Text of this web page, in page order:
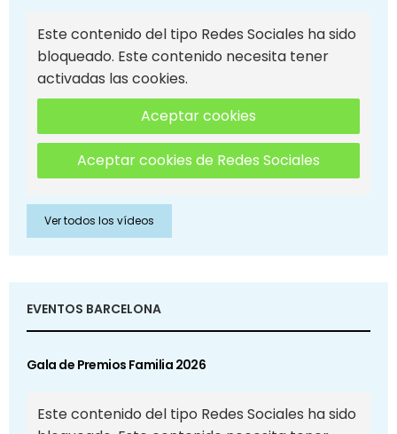
Este contenido del tipo Redes Sociales ha sido
bloqueado. Este contenido necesita tener
activadas las cookies.
Aceptar cookies
Aceptar cookies de Redes Sociales
Ver todos los vídeos
EVENTOS BARCELONA
Gala de Premios Familia 2026
Este contenido del tipo Redes Sociales ha sido